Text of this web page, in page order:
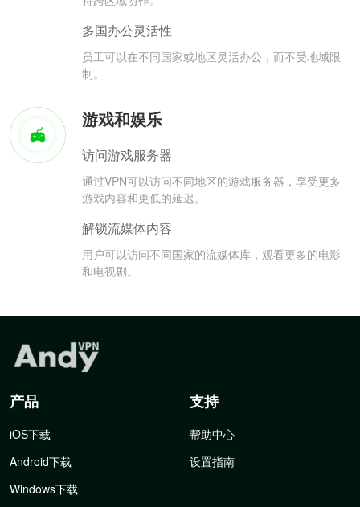
多国办公灵活性
员工可以在不同国家或地区灵活办公，而不受地域限
制。
游戏和娱乐
访问游戏服务器
通过VPN可以访问不同地区的游戏服务器，享受更多
游戏内容和更低的延迟。
解锁流媒体内容
用户可以访问不同国家的流媒体库，观看更多的电影
和电视剧。
产品
iOS下载
Android下载
Windows下载
支持
帮助中心
设置指南